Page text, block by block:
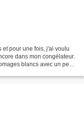
et pour une fois, j'ai voulu
dans mon congélateur.
blancs avec un peu